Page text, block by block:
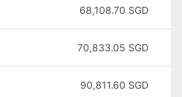
68,108.70 SGD
70,833.05 SGD
90,811.60 SGD